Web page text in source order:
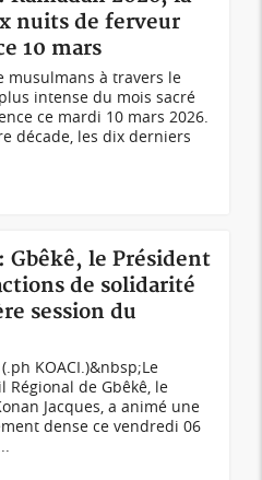
nuits de ferveur
10 mars
musulmans à travers le
intense du mois sacré
ce mardi 10 mars 2026.
décade, les dix derniers
Gbêkê, le Président
de solidarité
session du
KOACI.)&nbsp;Le
Régional de Gbêkê, le
Jacques, a animé une
dense ce vendredi 06